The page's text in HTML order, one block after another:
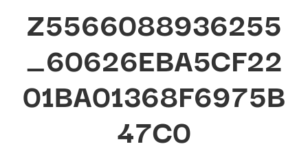
Z5566088936255
_60626EBA5CF22
01BA01368F6975B
47C0